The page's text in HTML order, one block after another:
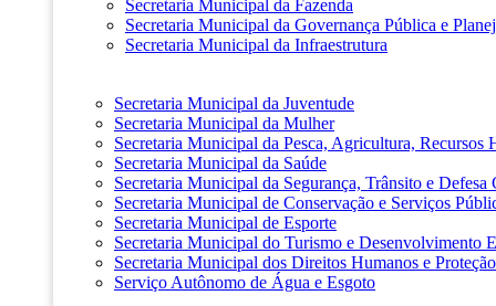
Secretaria Municipal da Fazenda
Secretaria Municipal da Governança Pública e
Secretaria Municipal da Infraestrutura
Secretaria Municipal da Juventude
Secretaria Municipal da Mulher
Secretaria Municipal da Pesca, Agricultura, Recursos
Secretaria Municipal da Saúde
Secretaria Municipal da Segurança, Trânsito e Defesa
Secretaria Municipal de Conservação e Serviços
Secretaria Municipal de Esporte
Secretaria Municipal do Turismo e Desenvolvimento
Secretaria Municipal dos Direitos Humanos e
Serviço Autônomo de Água e Esgoto